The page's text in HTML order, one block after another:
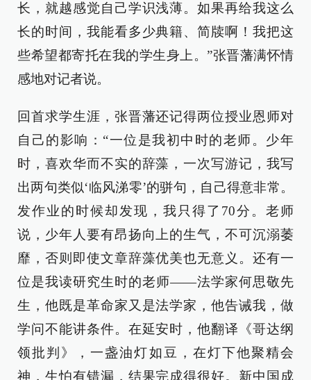
长，就越感觉自己学识浅薄。如果再给我这么
长的时间，我能看多少典籍、简牍啊！我把这
些希望都寄托在我的学生身上。”张晋藩满怀情
感地对记者说。
回首求学生涯，张晋藩还记得两位授业恩师对
自己的影响：“一位是我初中时的老师。少年
时，喜欢华而不实的辞藻，一次写游记，我写
出两句类似‘临风涕零’的骈句，自己得意非常。
发作业的时候却发现，我只得了70分。老师
说，少年人要有昂扬向上的生气，不可沉溺萎
靡，否则即使文章辞藻优美也无意义。还有一
位是我读研究生时的老师——法学家何思敬先
生，他既是革命家又是法学家，他告诫我，做
学问不能讲条件。在延安时，他翻译《哥达纲
领批判》，一盏油灯如豆，在灯下他聚精会
神，生怕有错漏，结果完成得很好。新中国成